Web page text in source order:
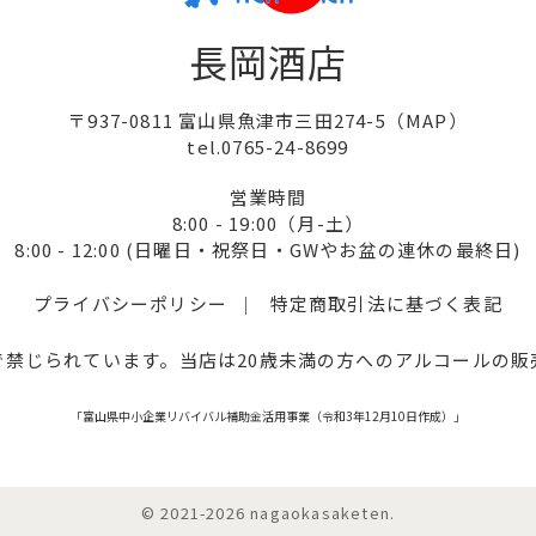
長岡酒店
〒937-0811 富山県魚津市三田274-5（MAP）
tel.0765-24-8699
営業時間
8:00 - 19:00（月-土）
8:00 - 12:00 (日曜日・祝祭日・GWやお盆の連休の最終日)
プライバシーポリシー 特定商取引法に基づく表記
じられています。 当店は20歳未満の方へのアルコールの販
「富山県中小企業リバイバル補助金活用事業（令和3年12月10日作成）」
© 2021-2026 nagaokasaketen.